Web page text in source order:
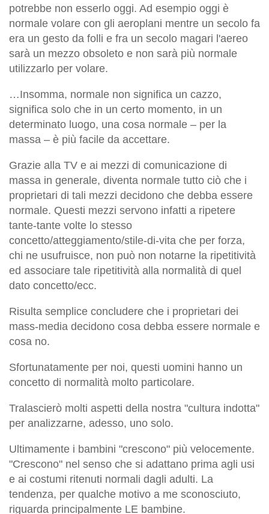
potrebbe non esserlo oggi. Ad esempio oggi è
normale volare con gli aeroplani mentre un secolo fa
era un gesto da folli e fra un secolo magari l'aereo
sarà un mezzo obsoleto e non sarà più normale
utilizzarlo per volare.
…Insomma, normale non significa un cazzo,
significa solo che in un certo momento, in un
determinato luogo, una cosa normale – per la
massa – è più facile da accettare.
Grazie alla TV e ai mezzi di comunicazione di
massa in generale, diventa normale tutto ciò che i
proprietari di tali mezzi decidono che debba essere
normale. Questi mezzi servono infatti a ripetere
tante-tante volte lo stesso
concetto/atteggiamento/stile-di-vita che per forza,
chi ne usufruisce, non può non notarne la ripetitività
ed associare tale ripetitività alla normalità di quel
dato concetto/ecc.
Risulta semplice concludere che i proprietari dei
mass-media decidono cosa debba essere normale e
cosa no.
Sfortunatamente per noi, questi uomini hanno un
concetto di normalità molto particolare.
Tralascierò molti aspetti della nostra "cultura indotta"
per analizzarne, adesso, uno solo.
Ultimamente i bambini "crescono" più velocemente.
"Crescono" nel senso che si adattano prima agli usi
e ai costumi ritenuti normali dagli adulti. La
tendenza, per qualche motivo a me sconosciuto,
riguarda principalmente LE bambine.